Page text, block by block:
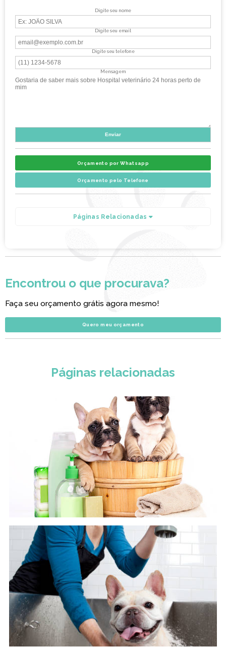
Digite seu nome
Digite seu email
Digite seu telefone
Mensagem
Orçamento por Whatsapp
Orçamento pelo Telefone
Páginas Relacionadas
Encontrou o que procurava?
Faça seu orçamento grátis agora mesmo!
Quero meu orçamento
Páginas relacionadas